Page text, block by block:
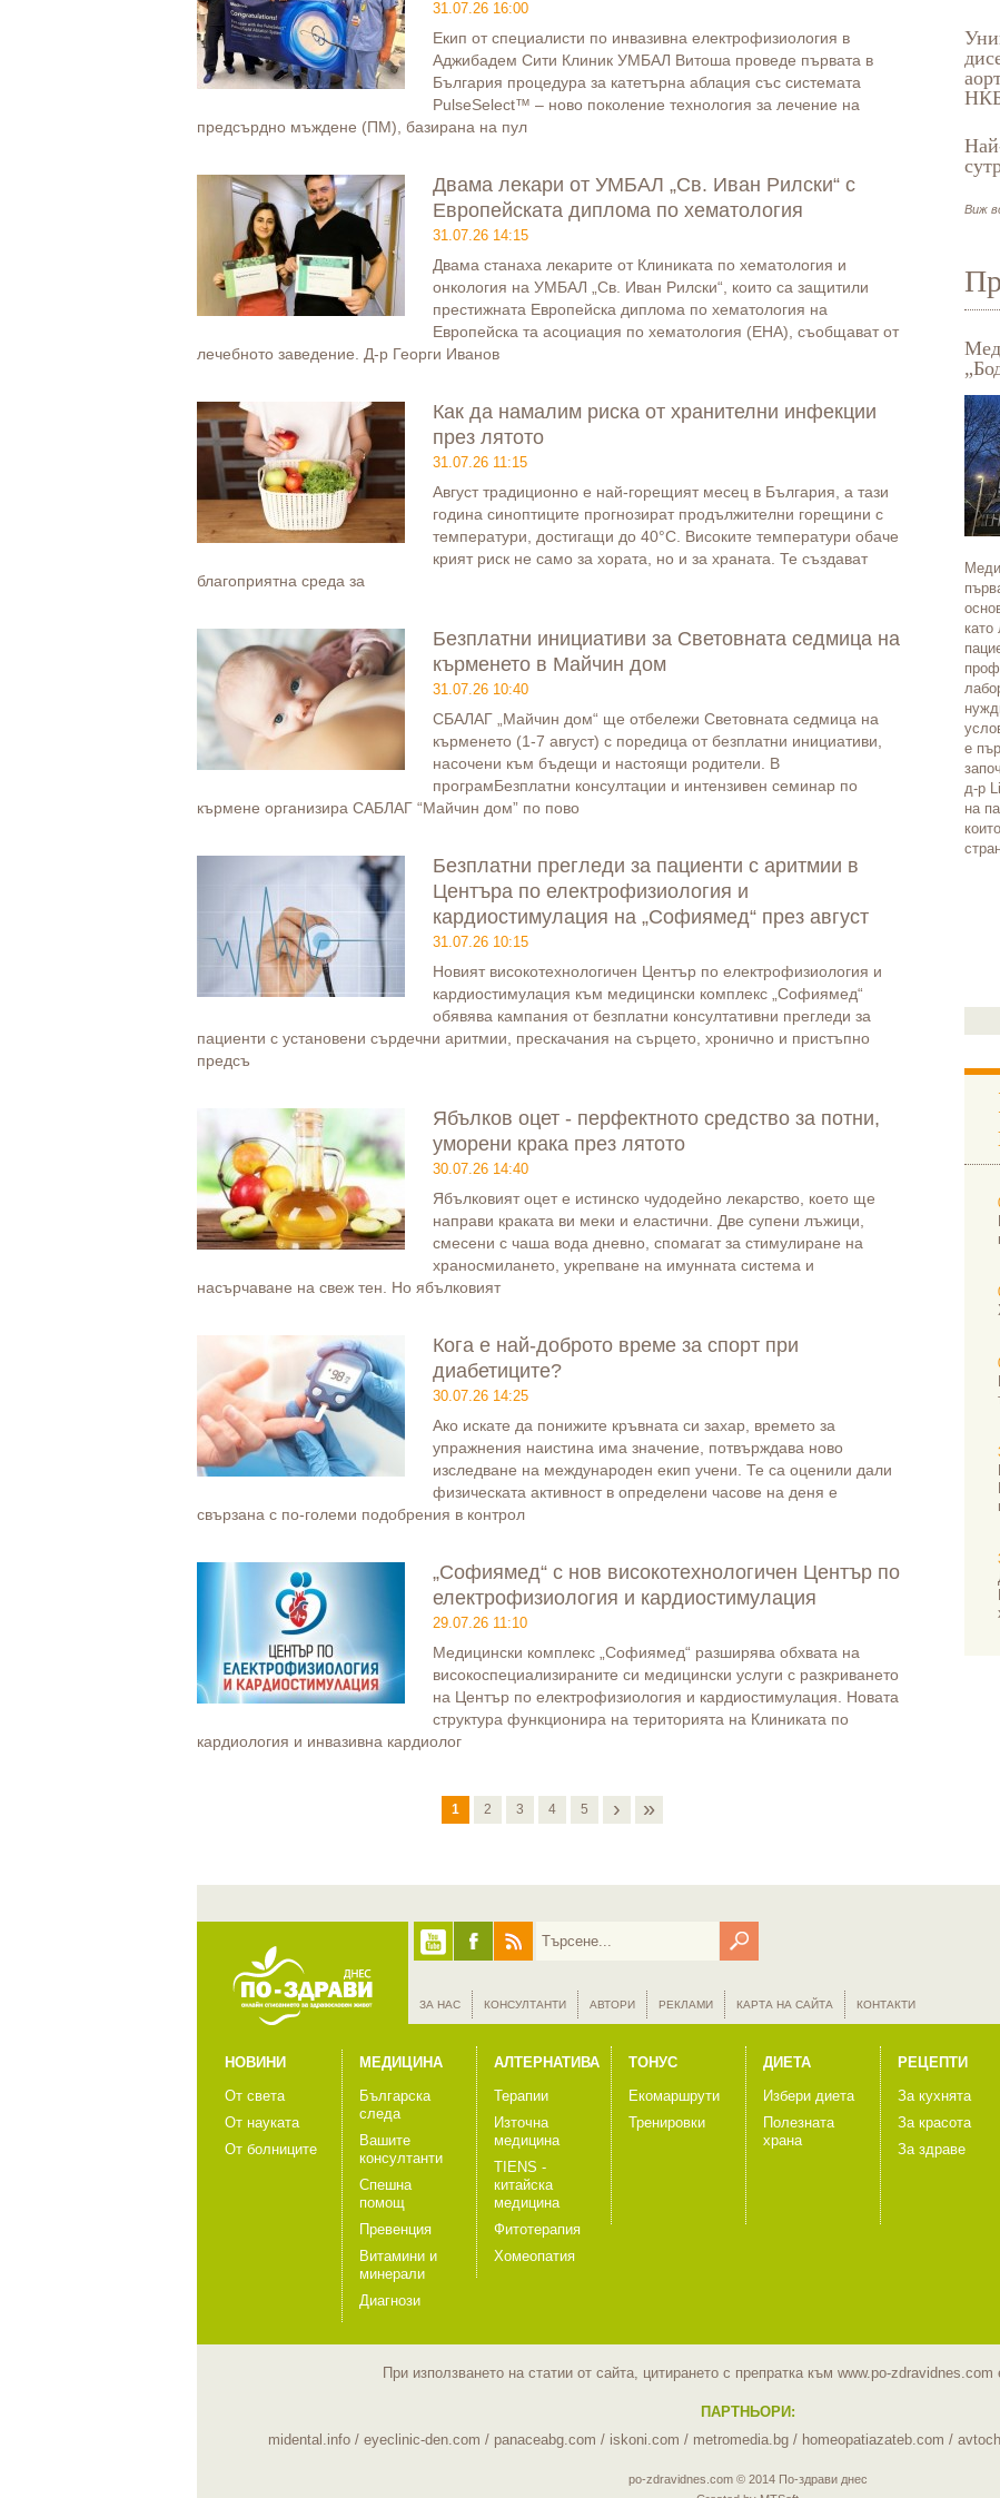
31.07.26 16:00
Екип от специалисти по инвазивна електрофизиология в
Аджибадем Сити Клиник УМБАЛ Витоша проведе първата в
България процедура за катетърна аблация със системата
PulseSelect™ – новo поколение технология за лечение на
предсърдно мъждене (ПМ), базирана на пул
Двама лекари от УМБАЛ „Св. Иван Рилски“ с
Европейската диплома по хематология
31.07.26 14:15
Двама станаха лекарите от Клиниката по хематология и
онкология на УМБАЛ „Св. Иван Рилски“, които са защитили
престижната Европейска диплома по хематология на
Европейска та асоциация по хематология (EHA), съобщават от
лечебното заведение. Д-р Георги Иванов
Как да намалим риска от хранителни инфекции
през лятото
31.07.26 11:15
Август традиционно е най-горещият месец в България, а тази
година синоптиците прогнозират продължителни горещини с
температури, достигащи до 40°C. Високите температури обаче
крият риск не само за хората, но и за храната. Те създават
благоприятна среда за
Безплатни инициативи за Световната седмица на
кърменето в Майчин дом
31.07.26 10:40
СБАЛАГ „Майчин дом“ ще отбележи Световната седмица на
кърменето (1-7 август) с поредица от безплатни инициативи,
насочени към бъдещи и настоящи родители. В
програмБезплатни консултации и интензивен семинар по
кърмене организира САБЛАГ “Майчин дом” по пово
Безплатни прегледи за пациенти с аритмии в
Центъра по електрофизиология и
кардиостимулация на „Софиямед“ през август
31.07.26 10:15
Новият високотехнологичен Център по електрофизиология и
кардиостимулация към медицински комплекс „Софиямед“
обявява кампания от безплатни консултативни прегледи за
пациенти с установени сърдечни аритмии, прескачания на сърцето, хронично и пристъпно
предсъ
Ябълков оцет - перфектното средство за потни,
уморени крака през лятото
30.07.26 14:40
Ябълковият оцет е истинско чудодейно лекарство, което ще
направи краката ви меки и еластични. Две супени лъжици,
смесени с чаша вода дневно, спомагат за стимулиране на
храносмилането, укрепване на имунната система и
насърчаване на свеж тен. Но ябълковият
Кога е най-доброто време за спорт при
диабетиците?
30.07.26 14:25
Ако искате да понижите кръвната си захар, времето за
упражнения наистина има значение, потвърждава ново
изследване на международен екип учени. Те са оценили дали
физическата активност в определени часове на деня е
свързана с по-големи подобрения в контрол
„Софиямед“ с нов високотехнологичен Център по
електрофизиология и кардиостимулация
29.07.26 11:10
Медицински комплекс „Софиямед“ разширява обхвата на
високоспециализираните си медицински услуги с разкриването
на Център по електрофизиология и кардиостимулация. Новата
структура функционира на територията на Клиниката по
кардиология и инвазивна кардиолог
1 2 3 4 5 › »
Виж
като
е
д-р
на
ЗА НАС КОНСУЛТАНТИ АВТОРИ РЕКЛАМИ КАРТА НА САЙТА КОНТАКТИ
НОВИНИ
От света
От науката
От болниците
МЕДИЦИНА
Българска
следа
Вашите
консултанти
Спешна
помощ
Превенция
Витамини и
минерали
Диагнози
АЛТЕРНАТИВА
Терапии
Източна
медицина
TIENS -
китайска
медицина
Фитотерапия
Хомеопатия
ТОНУС
Екомаршрути
Тренировки
ДИЕТА
Избери диета
Полезната
храна
РЕЦЕПТИ
За кухнята
За красота
За здраве
При използването на статии от сайта, цитирането с препратка към www.po-
ПАРТНЬОРИ:
midental.info/ eyeclinic-den.com / panaceabg.com / iskoni.com / metromedia.bg/ homeopatiazateb.com /
po-zdravidnes.com © 2014 По-здрави днес